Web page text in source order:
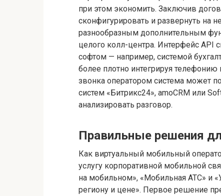
при этом экономить. Заключив
сконфигурировать и развернуть на
разнообразным дополнительным
целого колл-центра. Интерфейс
софтом — например, системой
более плотно интегрируя
звонка оператором система может
систем «Битрикс24», amoCRM или
анализировать разговор.
Правильные решения
Как виртуальный мобильный
услугу корпоративной мобильной
на мобильном», «Мобильная АТС» и
региону и цене». Первое решение